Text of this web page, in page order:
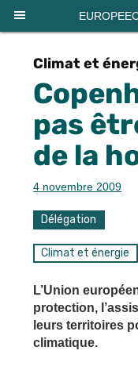
Climat et
pas
de la
4 novembre 2009
Délégation
Climat et énergie
L’Union
protection,
leurs territoires
climatique.